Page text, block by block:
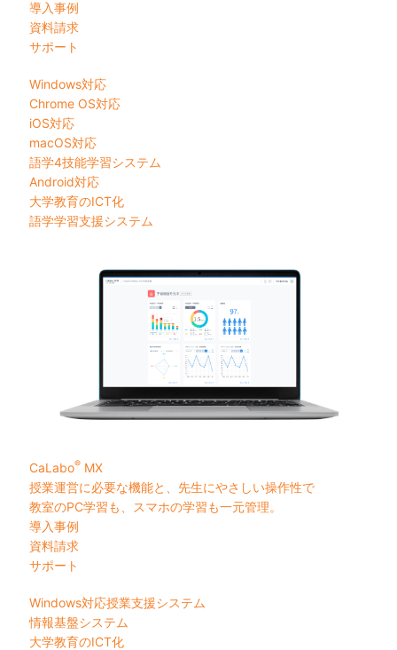
導入事例
資料請求
サポート
Windows対応
Chrome OS対応
iOS対応
macOS対応
語学4技能学習システム
Android対応
大学教育のICT化
語学学習支援システム
CaLabo®MX
授業運営に必要な機能と、先生にやさしい操作性で
教室のPC学習も、スマホの学習も一元管理。
導入事例
資料請求
サポート
Windows対応授業支援システム
情報基盤システム
大学教育のICT化